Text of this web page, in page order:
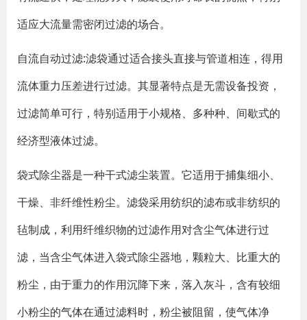
适应大流量需密闭过滤的场合。
自流自动过滤:滤袋通过适合接头直接与管道相连，得用
流体重力压差进行过滤。其显著特点是无需设备投资，
过滤简单可行，特别适用于小规格、多种种、间歇式的
经济型液体过滤。
袋式除尘器是一种干式滤尘装置。它适用于捕集细小、
干燥、非纤维性粉尘。滤袋采用纺织的滤布或非纺织的
毡制成，利用纤维织物的过滤作用对含尘气体进行过
滤，当含尘气体进入袋式除尘器地，颗粒大、比重大的
粉尘，由于重力的作用沉降下来，落入灰斗，含有较细
小粉尘的气体在通过滤料时，粉尘被阻留，使气体净